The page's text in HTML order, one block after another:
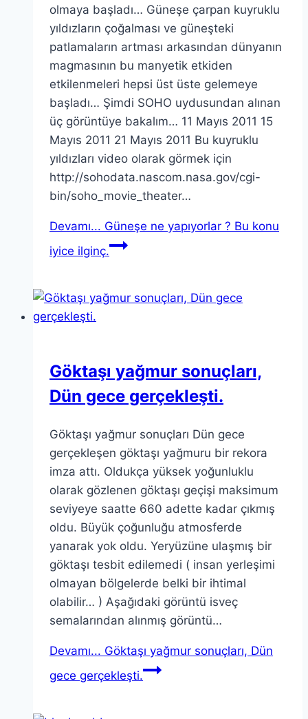
olmaya başladı… Güneşe çarpan kuyruklu
yıldızların çoğalması ve güneşteki
patlamaların artması arkasından dünyanın
magmasının bu manyetik etkiden
etkilenmeleri hepsi üst üste gelemeye
başladı… Şimdi SOHO uydusundan alınan
üç görüntüye bakalım… 11 Mayıs 2011 15
Mayıs 2011 21 Mayıs 2011 Bu kuyruklu
yıldızları video olarak görmek için
http://sohodata.nascom.nasa.gov/cgi-
bin/soho_movie_theater…
Devamı... Güneşe ne yapıyorlar ? Bu konu
iyice ilginç.
Göktaşı yağmur sonuçları,
Dün gece gerçekleşti.
Göktaşı yağmur sonuçları Dün gece
gerçekleşen göktaşı yağmuru bir rekora
imza attı. Oldukça yüksek yoğunluklu
olarak gözlenen göktaşı geçişi maksimum
seviyeye saatte 660 adette kadar çıkmış
oldu. Büyük çoğunluğu atmosferde
yanarak yok oldu. Yeryüzüne ulaşmış bir
göktaşı tesbit edilemedi ( insan yerleşimi
olmayan bölgelerde belki bir ihtimal
olabilir… ) Aşağıdaki görüntü isveç
semalarından alınmış görüntü…
Devamı... Göktaşı yağmur sonuçları, Dün
gece gerçekleşti.